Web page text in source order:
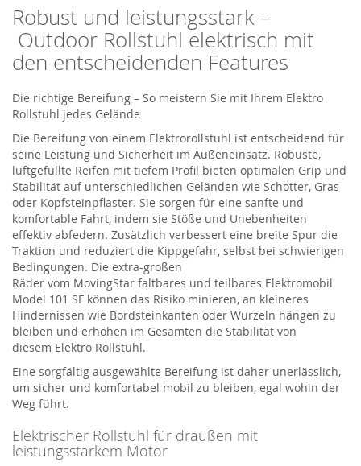
Robust und leistungsstark –
Outdoor Rollstuhl elektrisch mit
den entscheidenden Features
Die richtige Bereifung – So meistern Sie mit Ihrem Elektro
Rollstuhl jedes Gelände
Die Bereifung von einem Elektrorollstuhl ist entscheidend für
seine Leistung und Sicherheit im Außeneinsatz. Robuste,
luftgefüllte Reifen mit tiefem Profil bieten optimalen Grip und
Stabilität auf unterschiedlichen Geländen wie Schotter, Gras
oder Kopfsteinpflaster. Sie sorgen für eine sanfte und
komfortable Fahrt, indem sie Stöße und Unebenheiten
effektiv abfedern. Zusätzlich verbessert eine breite Spur die
Traktion und reduziert die Kippgefahr, selbst bei schwierigen
Bedingungen. Die extra-großen
Räder vom MovingStar faltbares und teilbares Elektromobil
Model 101 SF können das Risiko minieren, an kleineres
Hindernissen wie Bordsteinkanten oder Wurzeln hängen zu
bleiben und erhöhen im Gesamten die Stabilität von
diesem Elektro Rollstuhl.
Eine sorgfältig ausgewählte Bereifung ist daher unerlässlich,
um sicher und komfortabel mobil zu bleiben, egal wohin der
Weg führt.
Elektrischer Rollstuhl für draußen mit
leistungsstarkem Motor